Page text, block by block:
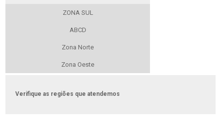
ZONA SUL
ABCD
Zona Norte
Zona Oeste
Verifique as regiões que atendemos